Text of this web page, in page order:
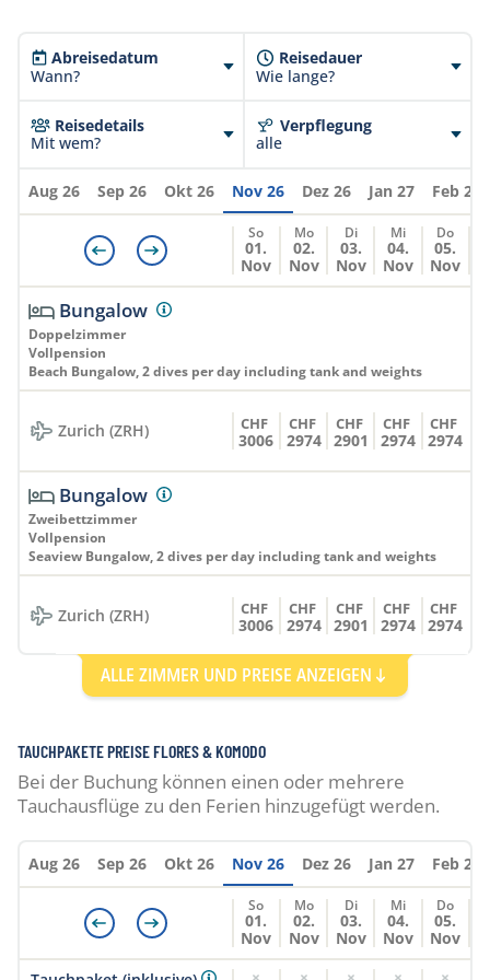
Indonesien erhebt 10% Taxen, welche in unseren
Preisen bereits eingeschlossen sind. Bei
erhoben werden. Sollten sich Taxen ändern können
diese jederzeit weiterverrechnet werden.
Abreisedatum
Wann?
Reisedauer
Wie lange?
Reisedetails
Mit wem?
Verpflegung
alle
Aug 26 Sep 26 Okt 26 Nov 26 Dez 26 Jan 27 Feb 27
So
01.
Nov
Mo
02.
Nov
Di
03.
Nov
Mi
04.
Nov
Do
05.
Nov
Bungalow
Doppelzimmer
Vollpension
Beach Bungalow, 2 dives per day including tank and weights
Zurich (ZRH) CHF
3006
CHF
2974
CHF
2901
CHF
2974
CHF
2974
Bungalow
Zweibettzimmer
Vollpension
Seaview Bungalow, 2 dives per day including tank and weights
Zurich (ZRH) CHF
3006
CHF
2974
CHF
2901
CHF
2974
CHF
2974
Bungalow
Doppelzimmer
Zurich (ZRH) CHF
3118
CHF
3086
CHF
3013
CHF
3086 3086
Bungalow
Zweibettzimmer
Vollpension
Seaview Bungalow, 2 dives per day including equipment
ALLE ZIMMER UND PREISE ANZEIGEN
TAUCHPAKETE PREISE FLORES & KOMODO
Bei der Buchung können einen oder mehrere
Tauchausflüge zu den Ferien hinzugefügt werden.
Aug 26 Sep 26 Okt 26 Nov 26 Dez 26 Jan 27 Feb 27
So
01.
Nov
Mo
02.
Nov
Di
03.
Nov
Mi
04.
Nov
Do
05.
Nov